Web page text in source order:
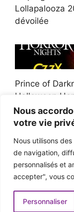
Nous
votre vie
Nous utilisons
de navigation,
personnalisés et
accepter", vous
Personnaliser
Lollapalooza
dévoilée
Prince of
Halloween
Afroman
victoire du
© 2026